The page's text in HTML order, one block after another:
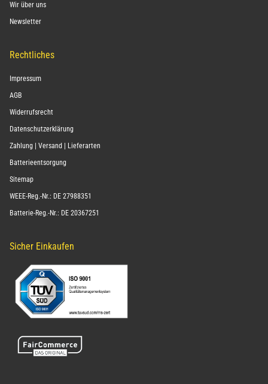
Wir über uns
Newsletter
Rechtliches
Impressum
AGB
Widerrufsrecht
Datenschutzerklärung
Zahlung | Versand | Lieferarten
Batterieentsorgung
Sitemap
WEEE-Reg.-Nr.: DE 27988351
Batterie-Reg.-Nr.: DE 20367251
Sicher Einkaufen